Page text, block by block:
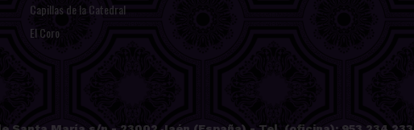
Capillas de la Catedral
El Coro